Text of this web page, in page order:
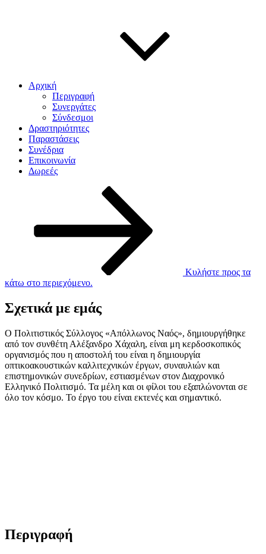
Αρχική
Περιγραφή
Συνεργάτες
Σύνδεσμοι
Δραστηριότητες
Παραστάσεις
Συνέδρια
Επικοινωνία
Δωρεές
Κυλήστε προς τα
κάτω στο περιεχόμενο.
Σχετικά με εμάς
Ο Πολιτιστικός Σύλλογος «Απόλλωνος Ναός», δημιουργήθηκε
από τον συνθέτη Αλέξανδρο Χάχαλη, είναι μη κερδοσκοπικός
οργανισμός που η αποστολή του είναι η δημιουργία
οπτικοακουστικών καλλιτεχνικών έργων, συναυλιών και
επιστημονικών συνεδρίων, εστιασμένων στον Διαχρονικό
Ελληνικό Πολιτισμό. Τα μέλη και οι φίλοι του εξαπλώνονται σε
όλο τον κόσμο. Το έργο του είναι εκτενές και σημαντικό.
Περιγραφή